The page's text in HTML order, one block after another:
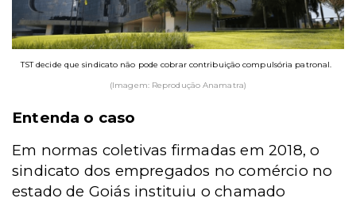
TST decide que sindicato não pode cobrar contribuição compulsória patronal.
(Imagem: Reprodução Anamatra)
Entenda o caso
Em normas coletivas firmadas em 2018, o
sindicato dos empregados no comércio no
estado de Goiás instituiu o chamado